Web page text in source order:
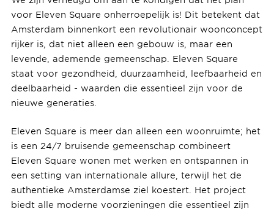
voor Eleven Square onherroepelijk is! Dit betekent dat
Amsterdam binnenkort een revolutionair woonconcept
rijker is, dat niet alleen een gebouw is, maar een
levende, ademende gemeenschap. Eleven Square
staat voor gezondheid, duurzaamheid, leefbaarheid en
deelbaarheid - waarden die essentieel zijn voor de
nieuwe generaties.
Eleven Square is meer dan alleen een woonruimte; het
is een 24/7 bruisende gemeenschap combineert
Eleven Square wonen met werken en ontspannen in
een setting van internationale allure, terwijl het de
authentieke Amsterdamse ziel koestert. Het project
biedt alle moderne voorzieningen die essentieel zijn